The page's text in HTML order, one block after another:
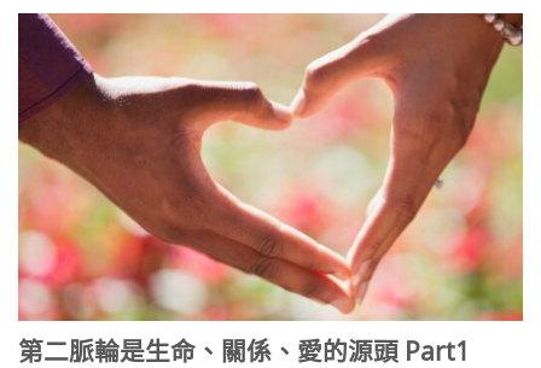
第二脈輪是生命、關係、愛的源頭 Part1